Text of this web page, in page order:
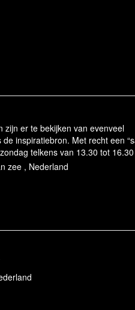
zijn er te bekijken van evenveel
inspiratiebron. Met recht een
telkens van 13.30 tot
zee , Nederland